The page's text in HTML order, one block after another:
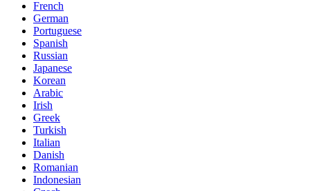
French
German
Portuguese
Spanish
Russian
Japanese
Korean
Arabic
Irish
Greek
Turkish
Italian
Danish
Romanian
Indonesian